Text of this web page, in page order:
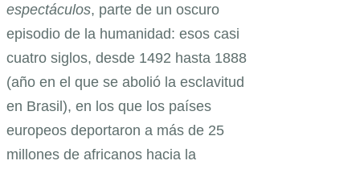
espectáculos, parte de un oscuro
episodio de la humanidad: esos casi
cuatro siglos, desde 1492 hasta 1888
(año en el que se abolió la esclavitud
en Brasil), en los que los países
europeos deportaron a más de 25
millones de africanos hacia la